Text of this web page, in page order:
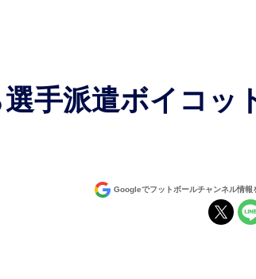
Googleでフットボールチャンネル情報